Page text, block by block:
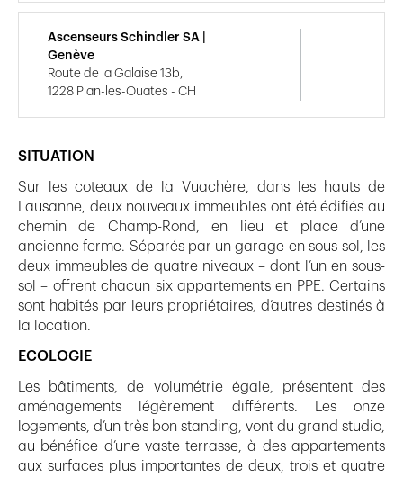
SITUATION
Sur les coteaux de la Vuachère, dans les hauts de
Lausanne, deux nouveaux immeubles ont été édifiés au
chemin de Champ-Rond, en lieu et place d’une
ancienne ferme. Séparés par un garage en sous-sol, les
deux immeubles de quatre niveaux – dont l’un en sous-
sol – offrent chacun six appartements en PPE. Certains
sont habités par leurs propriétaires, d’autres destinés à
la location.
ECOLOGIE
Les bâtiments, de volumétrie égale, présentent des
aménagements légèrement différents. Les onze
logements, d’un très bon standing, vont du grand studio,
au bénéfice d’une vaste terrasse, à des appartements
aux surfaces plus importantes de deux, trois et quatre
Ascenseurs Schindler SA |
Genève
Route de la Galaise 13b,
1228 Plan-les-Ouates - CH